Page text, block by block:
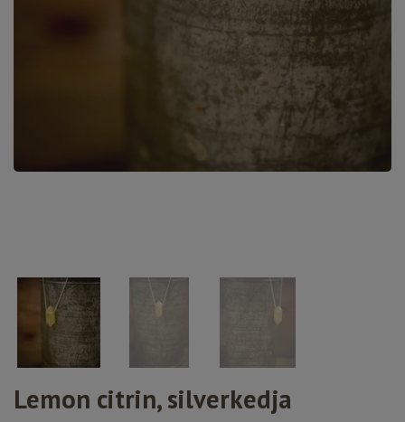
Lemon citrin, silverkedja